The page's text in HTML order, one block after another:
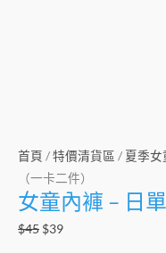
首頁 /特價清貨區 / 夏季女
（一卡二件）
女童內褲 – ️️️️日
$45 $39